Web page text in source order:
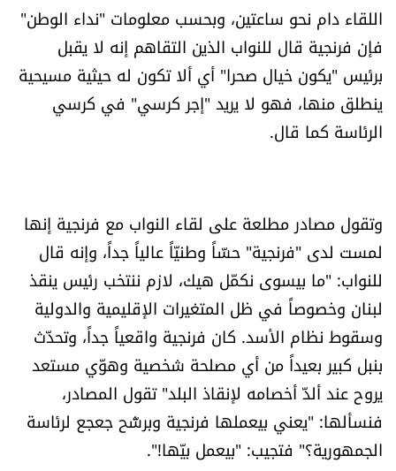
سجالات
صحّة وصحن
الرياضة
حظّك اليوم
للتاريخ
فيديو
من نحن
للتواصل معنا
اللقاء دام نحو ساعتين، وبحسب معلومات "نداء الوطن"
فإن فرنجية قال للنواب الذين التقاهم إنه لا يقبل
برئيس "يكون خيال صحرا" أي ألا تكون له حيثية مسيحية
ينطلق منها، فهو لا يريد "إجر كرسي" في كرسي
الرئاسة كما قال.
وتقول مصادر مطلعة على لقاء النواب مع فرنجية إنها
لمست لدى "فرنجية" حسّاً وطنيّاً عالياً جداً، وإنه قال
للنواب: "ما بيسوى نكمّل هيك، لازم ننتخب رئيس ينقذ
لبنان وخصوصاً في ظل المتغيرات الإقليمية والدولية
وسقوط نظام الأسد. كان فرنجية واقعياً جداً، وتحدّث
بنبل كبير بعيداً من أي مصلحة شخصية وهوّي مستعد
يروح عند ألدّ أخصامه لإنقاذ البلد" تقول المصادر،
فنسألها: "يعني بيعملها فرنجية وبرشّح جعجع لرئاسة
الجمهورية؟" فتجيب: "بيعمل بيّها!".